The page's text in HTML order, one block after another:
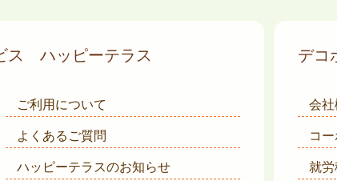
ス ハッピーテラス
ご利用について
よくあるご質問
ハッピーテラスのお知らせ
デコ
会
コ
就